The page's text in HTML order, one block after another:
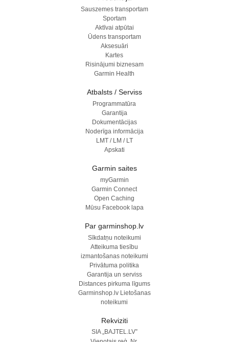
Sauszemes transportam
Sportam
Aktīvai atpūtai
Ūdens transportam
Aksesuāri
Kartes
Risinājumi biznesam
Garmin Health
Atbalsts / Serviss
Programmatūra
Garantija
Dokumentācijas
Noderīga informācija
LMT / LM / LT
Apskati
Garmin saites
myGarmin
Garmin Connect
Open Caching
Mūsu Facebook lapa
Par garminshop.lv
Sīkdatņu noteikumi
Atteikuma tiesību
izmantošanas noteikumi
Privātuma politika
Garantija un serviss
Distances pirkuma līgums
Garminshop.lv Lietošanas
noteikumi
Rekviziti
SIA „BAJTEL.LV”